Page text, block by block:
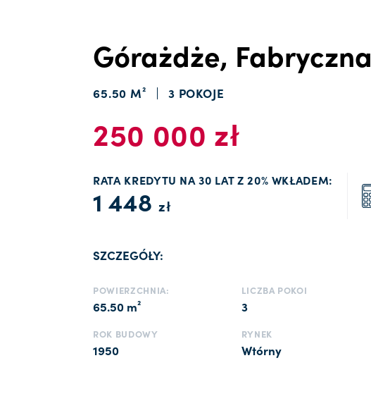
Górażdże, Fabryczna
65.50 M² 3 POKOJE
250 000 zł
RATA KREDYTU NA 30 LAT Z 20% WKŁADEM:
1 448 zł
SZCZEGÓŁY:
POWIERZCHNIA:
65.50 m²
LICZBA POKOI
3
ROK BUDOWY
1950
RYNEK
Wtórny